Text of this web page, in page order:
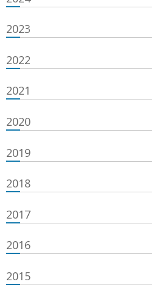
2023
2022
2021
2020
2019
2018
2017
2016
2015